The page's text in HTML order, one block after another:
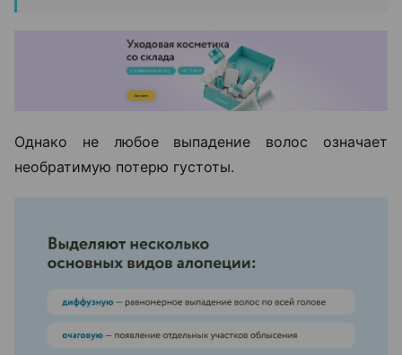
Однако не любое выпадение волос означает
необратимую потерю густоты.